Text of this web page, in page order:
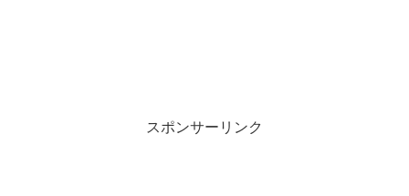
スポンサーリンク